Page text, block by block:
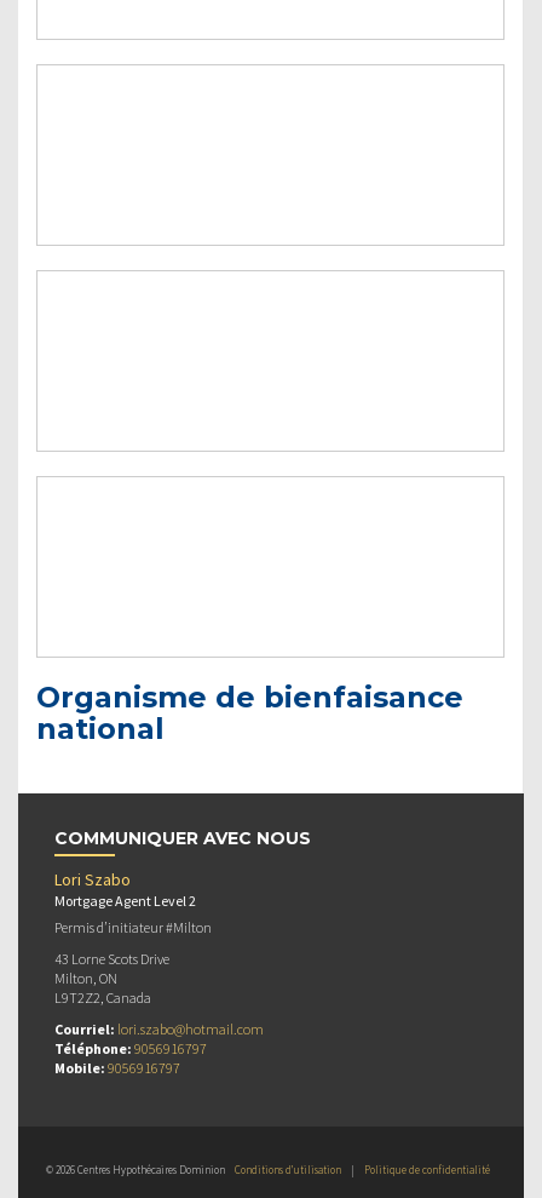
Organisme de bienfaisance
national
COMMUNIQUER AVEC NOUS
Lori Szabo
Mortgage Agent Level 2
Permis d’initiateur #Milton
43 Lorne Scots Drive
Milton, ON
L9T2Z2, Canada
Courriel: lori.szabo@hotmail.com
Téléphone: 9056916797
Mobile: 9056916797
© 2026 Centres Hypothécaires Dominion Conditions d’utilisation | Politique de confidentialité